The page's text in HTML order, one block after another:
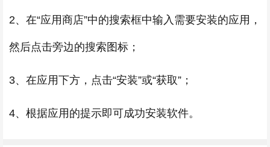
2、在“应用商店”中的搜索框中输入需要安装的应用，
然后点击旁边的搜索图标；
3、在应用下方，点击“安装”或“获取”；
4、根据应用的提示即可成功安装软件。